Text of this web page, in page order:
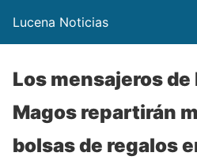
Lucena Noticias
Los mensajeros de
Magos repartirán
bolsas de regalos